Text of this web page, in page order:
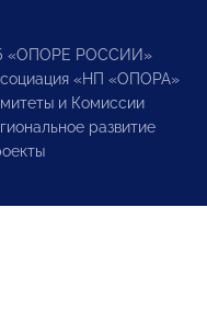
«ОПОРЕ РОССИИ»
«НП «ОПОРА»
и Комиссии
развитие